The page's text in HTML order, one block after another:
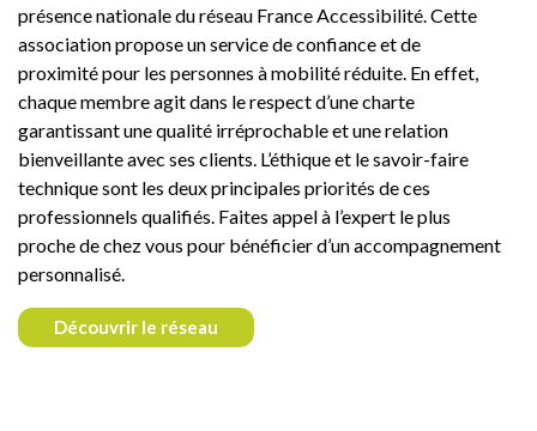
présence nationale du réseau France Accessibilité. Cette
association propose un service de confiance et de
proximité pour les personnes à mobilité réduite. En effet,
chaque membre agit dans le respect d’une charte
garantissant une qualité irréprochable et une relation
bienveillante avec ses clients. L’éthique et le savoir-faire
technique sont les deux principales priorités de ces
professionnels qualifiés. Faites appel à l’expert le plus
proche de chez vous pour bénéficier d’un accompagnement
personnalisé.
Découvrir le réseau